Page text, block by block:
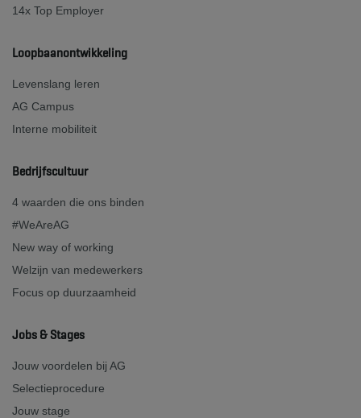
14x Top Employer
Loopbaanontwikkeling
Levenslang leren
AG Campus
Interne mobiliteit
Bedrijfscultuur
4 waarden die ons binden
#WeAreAG
New way of working
Welzijn van medewerkers
Focus op duurzaamheid
Jobs & Stages
Jouw voordelen bij AG
Selectieprocedure
Jouw stage